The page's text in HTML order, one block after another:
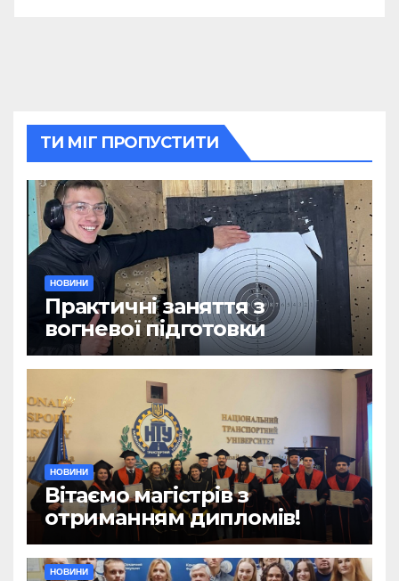
ТИ МІГ ПРОПУСТИТИ
НОВИНИ
Практичні заняття з
вогневої підготовки
НОВИНИ
Вітаємо магістрів з
отриманням дипломів!
НОВИНИ